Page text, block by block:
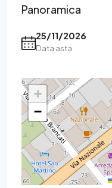
Panoramica
25/11/2026
Data asta
+
−